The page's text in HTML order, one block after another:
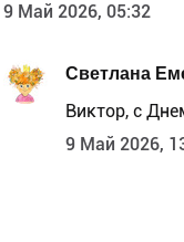
9 Май 2026, 05:32
Светлана
Виктор, с
9 Май 2026,